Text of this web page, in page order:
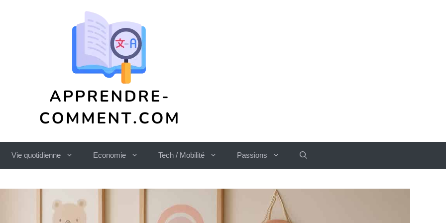
Vie quotidienne Economie Tech / Mobilité Passions